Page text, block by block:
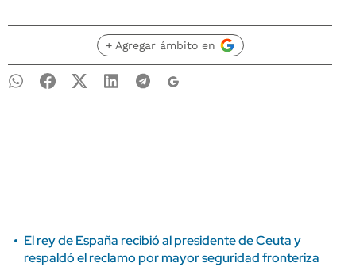
+ Agregar ámbito en
El rey de España recibió al presidente de Ceuta y
respaldó el reclamo por mayor seguridad fronteriza